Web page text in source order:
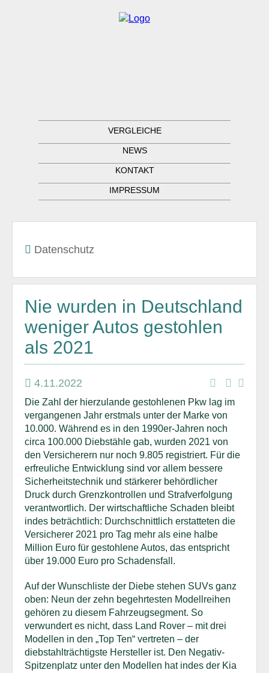
VERGLEICHE
NEWS
KONTAKT
IMPRESSUM
Datenschutz
Nie wurden in Deutschland
weniger Autos gestohlen
als 2021
4.11.2022
Die Zahl der hierzulande gestohlenen Pkw lag im
vergangenen Jahr erstmals unter der Marke von
10.000. Während es in den 1990er-Jahren noch
circa 100.000 Diebstähle gab, wurden 2021 von
den Versicherern nur noch 9.805 registriert. Für die
erfreuliche Entwicklung sind vor allem bessere
Sicherheitstechnik und stärkerer behördlicher
Druck durch Grenzkontrollen und Strafverfolgung
verantwortlich. Der wirtschaftliche Schaden bleibt
indes beträchtlich: Durchschnittlich erstatteten die
Versicherer 2021 pro Tag mehr als eine halbe
Million Euro für gestohlene Autos, das entspricht
über 19.000 Euro pro Schadensfall.
Auf der Wunschliste der Diebe stehen SUVs ganz
oben: Neun der zehn begehrtesten Modellreihen
gehören zu diesem Fahrzeugsegment. So
verwundert es nicht, dass Land Rover – mit drei
Modellen in den „Top Ten“ vertreten – der
diebstahlträchtigste Hersteller ist. Den Negativ-
Spitzenplatz unter den Modellen hat indes der Kia